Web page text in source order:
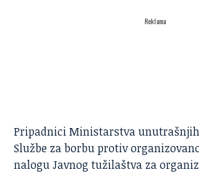
Reklama
Pripadnici Ministarstva
Službe za borbu protiv
nalogu Javnog tužilaštva za